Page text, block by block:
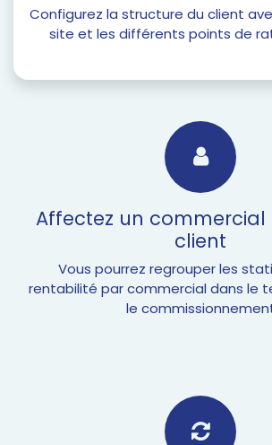
Configurez la structure du client
site et les différents points de
Affectez un
client
Vous pourrez regrouper les
rentabilité par commercial dans le
le